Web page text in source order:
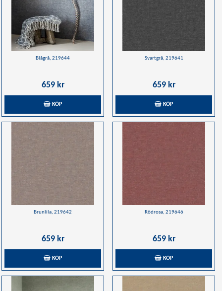
Blågrå, 219644
659 kr
KÖP
Svartgrå, 219641
659 kr
KÖP
Brunlila, 219642
659 kr
KÖP
Rödrosa, 219646
659 kr
KÖP